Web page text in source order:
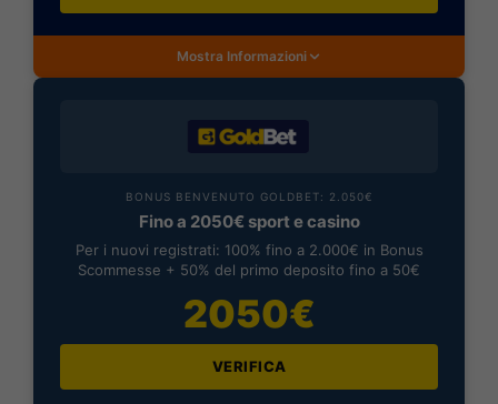
Mostra Informazioni
BONUS BENVENUTO GOLDBET: 2.050€
Fino a 2050€ sport e casino
Per i nuovi registrati: 100% fino a 2.000€ in Bonus
Scommesse + 50% del primo deposito fino a 50€
2050€
VERIFICA